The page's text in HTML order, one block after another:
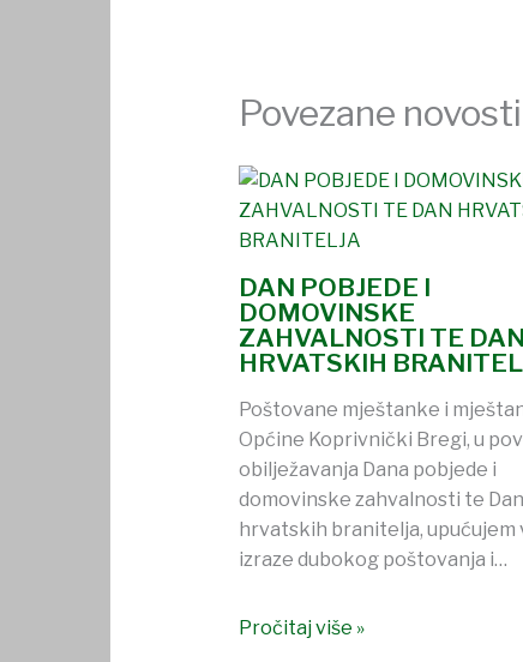
Povezane novosti
DAN POBJEDE I
DOMOVINSKE
ZAHVALNOSTI TE DAN
HRVATSKIH
Poštovane mještanke i
Općine Koprivnički Bregi, u
obilježavanja Dana pobjede i
domovinske zahvalnosti te
hrvatskih branitelja, upućujem
izraze dubokog poštovanja i…
Pročitaj više »